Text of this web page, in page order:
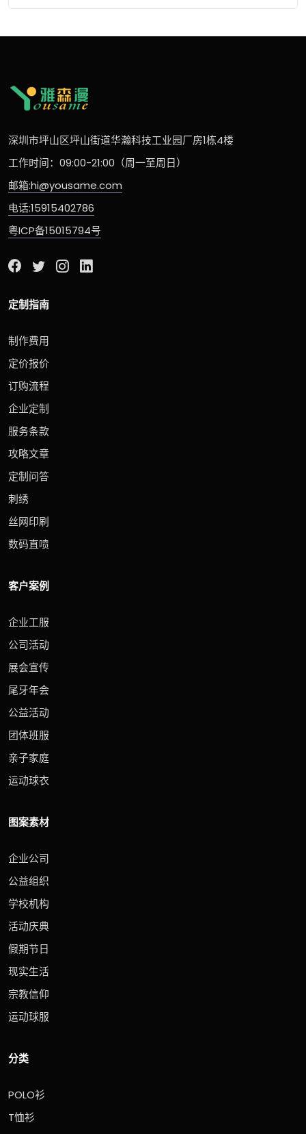
深圳市坪山区坪山街道华瀚科技工业园厂房1栋4楼
工作时间：09:00-21:00（周一至周日）
邮箱:hi@yousame.com
电话:15915402786
粤ICP备15015794号
定制指南
制作费用
定价报价
订购流程
企业定制
服务条款
攻略文章
定制问答
刺绣
丝网印刷
数码直喷
客户案例
企业工服
公司活动
展会宣传
尾牙年会
公益活动
团体班服
亲子家庭
运动球衣
图案素材
企业公司
公益组织
学校机构
活动庆典
假期节日
现实生活
宗教信仰
运动球服
分类
POLO衫
T恤衫